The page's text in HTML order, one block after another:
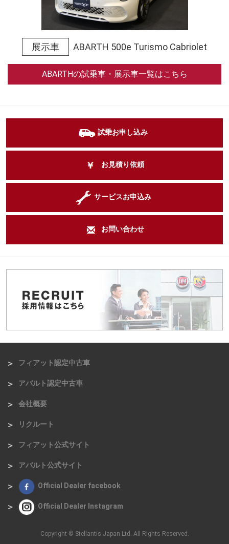
展示車 ABARTH 500e Turismo Cabriolet
ABARTHの試乗車・展示車一覧はこちら
試乗お申し込み
お見積り依頼
サービスお申込み
お問い合わせ
フィアット認定中古車
アバルト認定中古車
会社概要
リクルート
フィアット公式サイト
アバルト公式サイト
Official Dealer facebook
Official Dealer Instagram
Copyright © Stellantis Japan Ltd. All Rights Reserved.